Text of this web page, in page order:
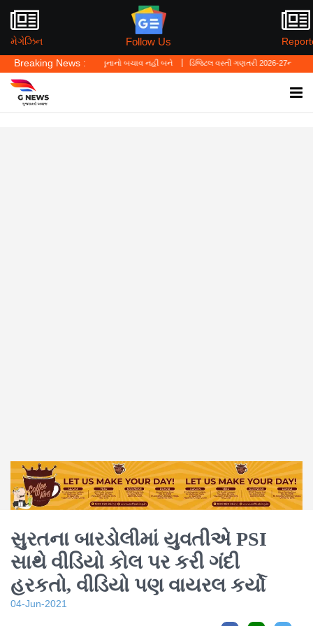
મેગેઝિન Follow Us
Breaking News :
લો' ગુનાનો બચાવ નહીં બને ડિજિટલ વસ્તી ગણતરી 2026-27નો પ્રારંભ, ઘર બેઠા
સુરતના બારડોલીમાં યુવતીએ PSI
સાથે વીડિયો કોલ પર કરી ગંદી
હરકતો, વીડિયો પણ વાયરલ કર્યો
04-Jun-2021